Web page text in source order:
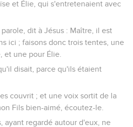
et Élie, qui s'entretenaient avec
dit à Jésus : Maître, il est
ici ; faisons donc trois tentes, une
et une pour Élie.
disait, parce qu'ils étaient
couvrit ; et une voix sortit de la
Fils bien-aimé, écoutez-le.
ayant regardé autour d'eux, ne